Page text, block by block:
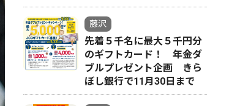
藤沢
先着５千名に最大５千円分
のギフトカード！ 年金ダ
ブルプレゼント企画 きら
ぼし銀行で11月30日まで